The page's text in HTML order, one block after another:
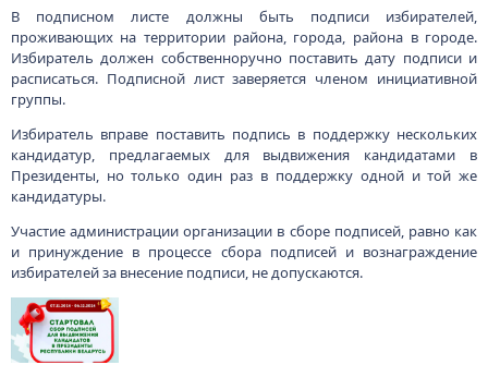
В подписном листе должны быть подписи избирателей,
проживающих на территории района, города, района в городе.
Избиратель должен собственноручно поставить дату подписи и
расписаться. Подписной лист заверяется членом инициативной
группы.
Избиратель вправе поставить подпись в поддержку нескольких
кандидатур, предлагаемых для выдвижения кандидатами в
Президенты, но только один раз в поддержку одной и той же
кандидатуры.
Участие администрации организации в сборе подписей, равно как
и принуждение в процессе сбора подписей и вознаграждение
избирателей за внесение подписи, не допускаются.
Изображение